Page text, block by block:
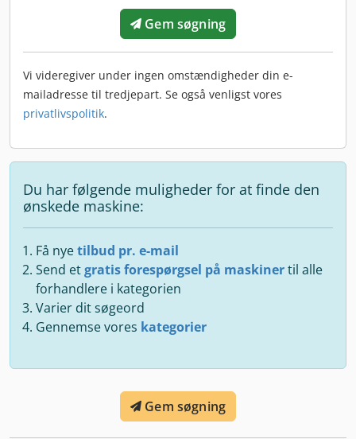
Gem søgning
Vi videregiver under ingen omstændigheder din e-
mailadresse til tredjepart. Se også venligst vores
privatlivspolitik.
Du har følgende muligheder for at finde den
ønskede maskine:
Få nyetilbud pr. e-mail
Send etgratis forespørgsel på maskinertil alle
forhandlere i kategorien
Varier dit søgeord
Gennemse vores kategorier
Gem søgning